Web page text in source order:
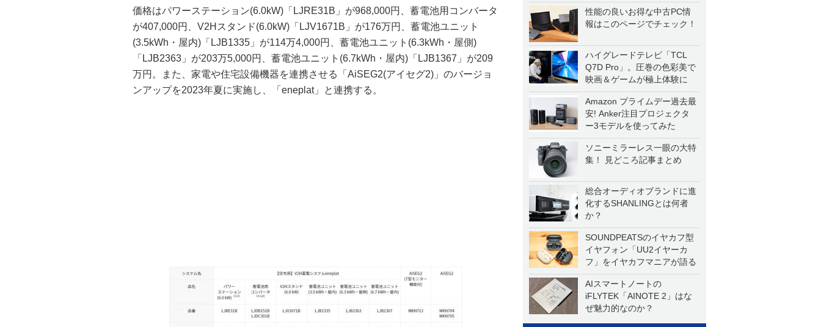
性能の良いお得な中古PC情
報はこのページでチェック！
ハイグレードテレビ「TCL
Q7D Pro」。圧巻の色彩美で
映画＆ゲームが極上体験に
Amazon プライムデー過去最
安! Anker注目プロジェクタ
ー3モデルを使ってみた
ソニーミラーレス一眼の大特
集！ 見どころ記事まとめ
総合オーディオブランドに進
化するSHANLINGとは何者
か？
SOUNDPEATSのイヤカフ型
イヤフォン「UU2イヤーカ
フ」をイヤカフマニアが語る
AIスマートノートの
iFLYTEK「AINOTE 2」はな
ぜ魅力的なのか？
価格はパワーステーション(6.0kW)「LJRE31B」が968,000円、蓄電池用コンバータ
が407,000円、V2Hスタンド(6.0kW)「LJV1671B」が176万円、蓄電池ユニット
(3.5kWh・屋内)「LJB1335」が114万4,000円、蓄電池ユニット(6.3kWh・屋側)
「LJB2363」が203万5,000円、蓄電池ユニット(6.7kWh・屋内)「LJB1367」が209
万円。また、家電や住宅設備機器を連携させる「AiSEG2(アイセグ2)」のバージョ
ンアップを2023年夏に実施し、「eneplat」と連携する。